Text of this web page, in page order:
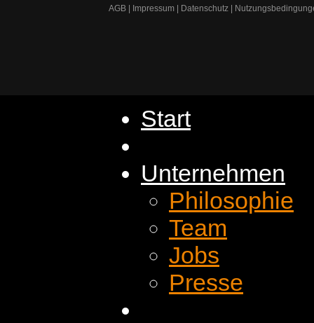
AGB Impressum Datenschutz
Start
Unternehmen
Philosophie
Team
Jobs
Presse